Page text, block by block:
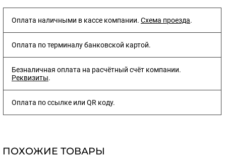
Оплата наличными в кассе компании. Схема проезда.
Оплата по терминалу банковской картой.
Безналичная оплата на расчётный счёт компании.
Реквизиты.
Оплата по ссылке или QR коду.
ПОХОЖИЕ ТОВАРЫ